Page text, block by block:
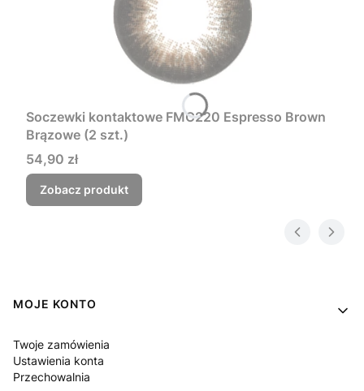
Soczewki kontaktowe FMC220 Espresso Brown
Brązowe (2 szt.)
Cena
54,90 zł
Zobacz produkt
Linki w stopce
MOJE KONTO
Twoje zamówienia
Ustawienia konta
Przechowalnia